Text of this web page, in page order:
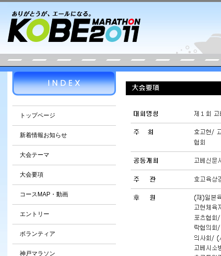
トップページ
新着情報お知らせ
大会テーマ
大会要項
コースMAP・動画
エントリー
ボランティア
神戸マラソン